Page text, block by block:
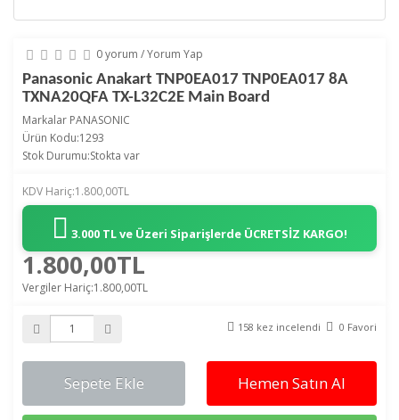
0 yorum /Yorum Yap
Panasonic Anakart TNP0EA017 TNP0EA017 8A
TXNA20QFA TX-L32C2E Main Board
Markalar PANASONIC
Ürün Kodu:1293
Stok Durumu:Stokta var
KDV Hariç:1.800,00TL
3.000 TL ve Üzeri Siparişlerde ÜCRETSİZ KARGO!
1.800,00TL
Vergiler Hariç:1.800,00TL
158 kez incelendi 0 Favori
Sepete Ekle Hemen Satın Al